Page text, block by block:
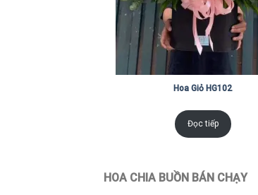
Hoa Giỏ HG102
Đọc tiếp
HOA CHIA BUỒN BÁN CHẠY